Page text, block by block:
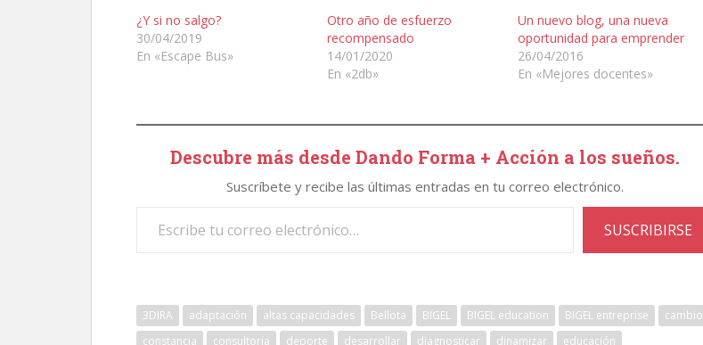
¿Y si no salgo?
30/04/2019
En «Escape Bus»
Otro año de esfuerzo
recompensado
14/01/2020
En «2db»
Un nuevo blog, una nueva
oportunidad para emprender
26/04/2016
En «Mejores docentes»
Descubre más desde Dando Forma + Acción a los sueños.
Suscríbete y recibe las últimas entradas en tu correo electrónico.
SUSCRIBIRSE
3DIRA adaptación altas capacidades Bellota BIGEL BIGEL education BIGEL entreprise
cambio
constancia
consultoría deporte desarrollar diagnosticar dinamizar
educación